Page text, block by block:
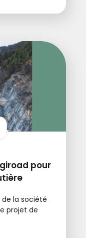
pour
de la société
projet de